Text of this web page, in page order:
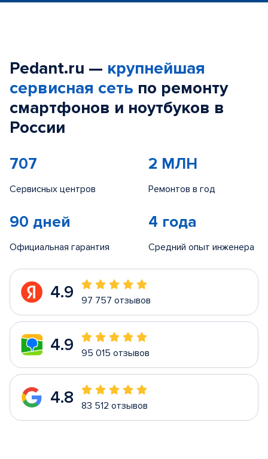
Pedant.ru — крупнейшая
сервисная сеть по ремонту
смартфонов и ноутбуков в
России
707
Сервисных центров
2 МЛН
Ремонтов в год
90 дней
Официальная гарантия
4 года
Средний опыт инженера
4.9 97 757 отзывов
4.9 95 015 отзывов
4.8 83 512 отзывов